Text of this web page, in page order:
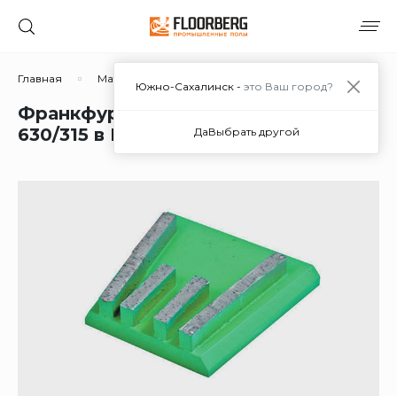
Главная Материалы Дополнительные материалы
Франкфурт обдирочный GFB 0
630/315 в Южно-Сахалинске
Южно-Сахалинск - это Ваш город?
ДаВыбрать другой